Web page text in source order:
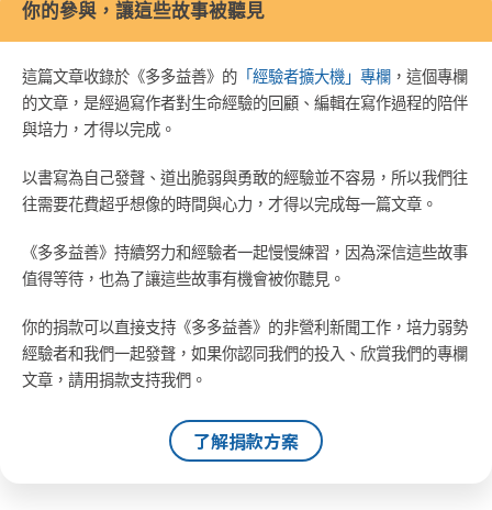
你的參與，讓這些故事被聽見
這篇文章收錄於《多多益善》的 「經驗者擴大機」專欄 ，這個專欄
的文章，是經過寫作者對生命經驗的回顧、編輯在寫作過程的陪伴
與培力，才得以完成。
以書寫為自己發聲、道出脆弱與勇敢的經驗並不容易，所以我們往
往需要花費超乎想像的時間與心力，才得以完成每一篇文章。
《多多益善》持續努力和經驗者一起慢慢練習，因為深信這些故事
值得等待，也為了讓這些故事有機會被你聽見。
你的捐款可以直接支持《多多益善》的非營利新聞工作，培力弱勢
經驗者和我們一起發聲，如果你認同我們的投入、欣賞我們的專欄
文章，請用捐款支持我們。
了解捐款方案